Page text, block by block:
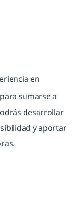
en
para sumarse a
desarrollar
y aportar